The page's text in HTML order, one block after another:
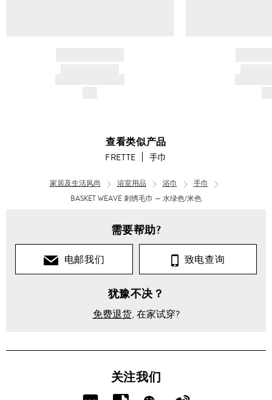
查看类似产品
FRETTE 手巾
家居及生活风尚 浴室用品 浴巾
手巾
BASKET WEAVE 刺绣毛巾 — 水绿色/米色
需要帮助?
电邮我们 致电查询
犹豫不决？
免费退货, 在家试穿?
关注我们